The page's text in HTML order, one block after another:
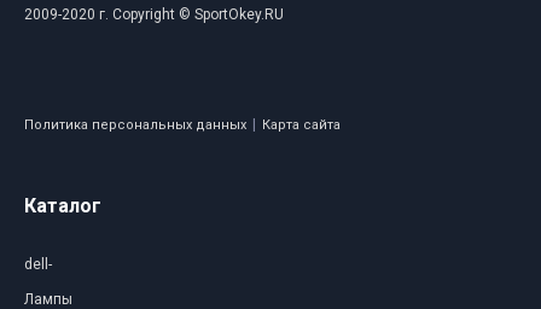
2009-2020 г. Copyright © SportOkey.RU
Политика персональных данных Карта сайта
Каталог
dell-
Лампы